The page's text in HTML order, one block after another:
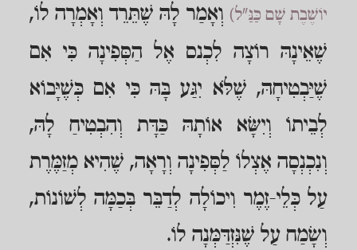
יוֹשֶׁבֶת שָׁם כַּנַּ"ל) וְאָמַר לָהּ שֶׁתֵּרֵד וְאָמְרָה לוֹ,
שֶׁאֵינָהּ רוֹצָה לִכְנס אֶל הַסְּפִינָה כִּי אִם
שֶׁיַּבְטִיחָהּ, שֶׁלֹּא יִגַּע בָּהּ כִּי אִם כְּשֶׁיָּבוֹא
לְבֵיתוֹ וְיִשָּׂא אוֹתָהּ כַּדָּת וְהִבְטִיחַ לָהּ,
וְנִכְנְסָה אֶצְלוֹ לַסְּפִינָה וְרָאָה, שֶׁהִיא מְזַמֶּרֶת
עַל כְּלֵי-זֶמֶר וִיכוֹלָה לְדַבֵּר בְּכַמָּה לְשׁוֹנוֹת,
וְשָׂמַח עַל שֶׁנִּזְדַּמְּנָה לוֹ.